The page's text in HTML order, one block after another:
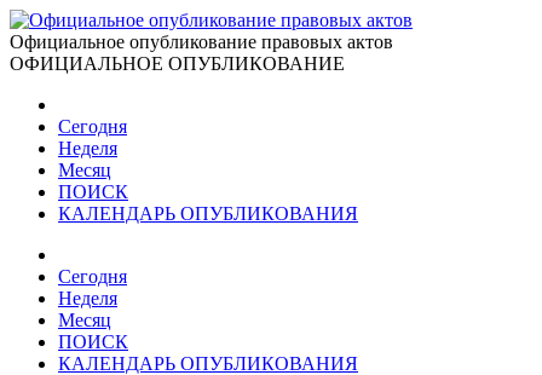
Официальное опубликование правовых актов
ОФИЦИАЛЬНОЕ ОПУБЛИКОВАНИЕ
Сегодня
Неделя
Месяц
ПОИСК
КАЛЕНДАРЬ ОПУБЛИКОВАНИЯ
Сегодня
Неделя
Месяц
ПОИСК
КАЛЕНДАРЬ ОПУБЛИКОВАНИЯ